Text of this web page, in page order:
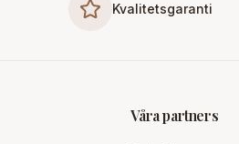
Kvalitetsgaranti
Våra partners